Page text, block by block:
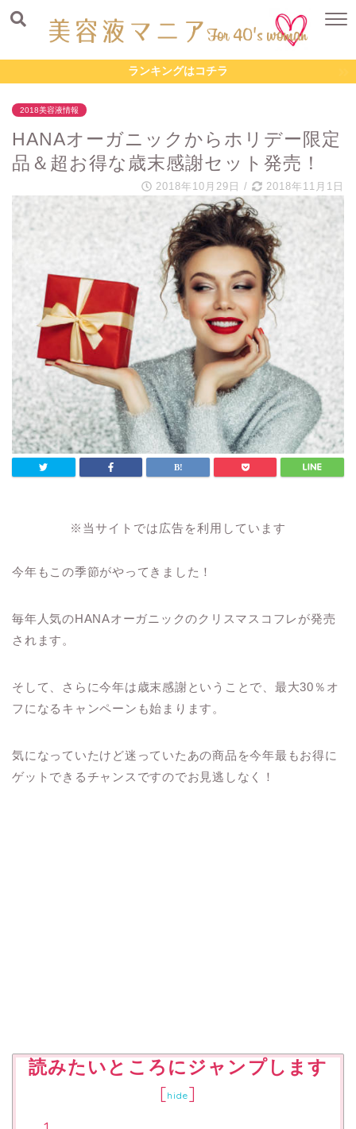
ランキングはコチラ
2018美容液情報
HANAオーガニックからホリデー限定
品＆超お得な歳末感謝セット発売！
2018年10月29日 / 2018年11月1日
※当サイトでは広告を利用しています
今年もこの季節がやってきました！
毎年人気のHANAオーガニックのクリスマスコフレが発売
されます。
そして、さらに今年は歳末感謝ということで、最大30％オ
フになるキャンペーンも始まります。
気になっていたけど迷っていたあの商品を今年最もお得に
ゲットできるチャンスですのでお見逃しなく！
読みたいところにジャンプします
[hide]